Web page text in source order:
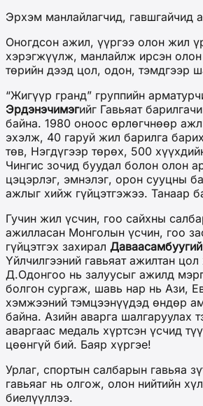
Эрхэм манлайлагчид, гавшгайчид
Оногдсон ажил, үүргээ олон жил
хэрэгжүүлж, манлайлж ирсэн
төрийн дээд цол, одон, тэмдгээр
“Жигүүр гранд” группийн
Эрдэнэчимэгийг Гавьяат
байна. 1980 оноос өрлөгчнөөр
эхэлж, 40 гаруй жил барилга
төв, Нэгдүгээр төрөх, 500
Чингис зочид буудал болон олон
цэцэрлэг, эмнэлэг, орон сууцны
ажлыг хийж гүйцэтгэжээ. Танаар
Гучин жил үсчин, гоо сайхны
ажилласан Монголын үсчин, гоо
гүйцэтгэх захирал
Үйлчилгээний гавьяат ажилтан
Д.Одонгоо нь залуусыг ажилд
болгон сургаж, шавь нар нь Ази,
хэмжээний тэмцээнүүдэд өндөр
байна. Азийн аварга шалгаруулах
аваргаас медаль хүртсэн үсчид
цөөнгүй бий. Баяр хүргэе!
Урлаг, спортын салбарын гавьяа
гавьяаг нь олгож, олон нийтийн
биелүүллээ.